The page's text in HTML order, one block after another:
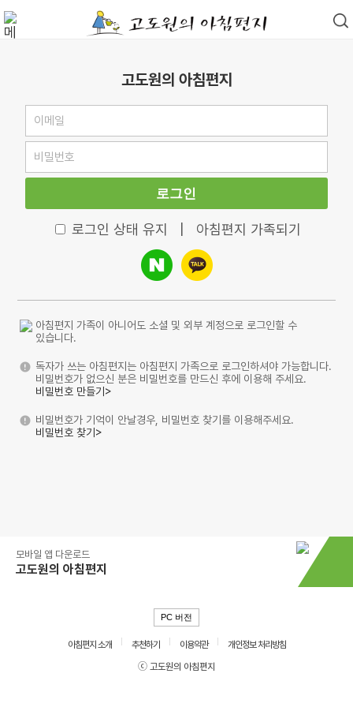
고도원의 아침편지
로그인
로그인 상태 유지 아침편지 가족되기
아침편지 가족이 아니어도 소셜 및 외부 계정으로 로그인할 수
있습니다.
독자가 쓰는 아침편지는 아침편지 가족으로 로그인하셔야 가능합니다.
비밀번호가 없으신 분은 비밀번호를 만드신 후에 이용해 주세요.
비밀번호 만들기>
비밀번호가 기억이 안날경우, 비밀번호 찾기를 이용해주세요.
비밀번호 찾기>
모바일 앱 다운로드
고도원의 아침편지
PC 버전
아침편지 소개 추천하기 이용약관
개인정보 처리방침
ⓒ 고도원의 아침편지